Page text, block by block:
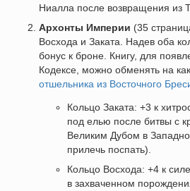
Ниалла после возвращения из
Архонты Империи (35
Восхода и Заката. Надев оба
бонус к броне. Книгу, для
Кодексе, можно обменять на
отшельника из Восточного
Кольцо Заката: +3 к
под елью после битвы с
Великим Дубом в
прилечь поспать).
Кольцо Восхода: +4 к
в захваченном